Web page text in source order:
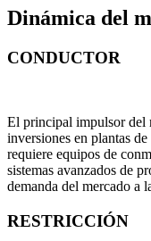
Dinámica del
CONDUCTOR
El principal impulsor del
inversiones en plantas
requiere equipos de
sistemas avanzados de
demanda del mercado a
RESTRICCIÓN